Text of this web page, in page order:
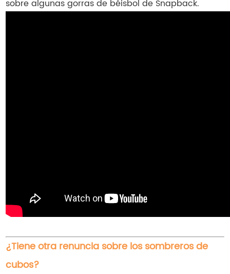
sobre algunas gorras de béisbol de Snapback.
¿Tiene otra renuncia sobre los sombreros de
cubos?